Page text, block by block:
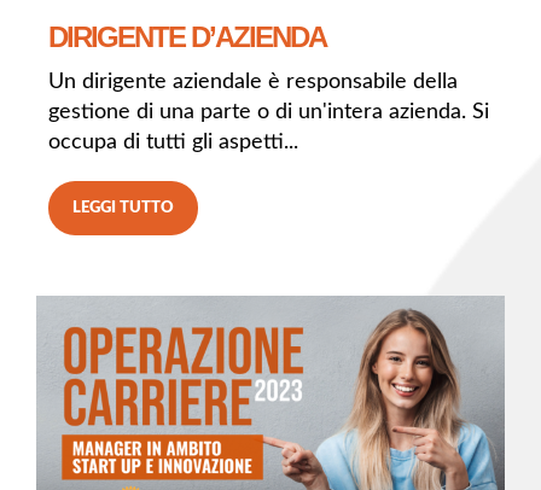
DIRIGENTE D’AZIENDA
Un dirigente aziendale è responsabile della
gestione di una parte o di un'intera azienda. Si
occupa di tutti gli aspetti...
LEGGI TUTTO